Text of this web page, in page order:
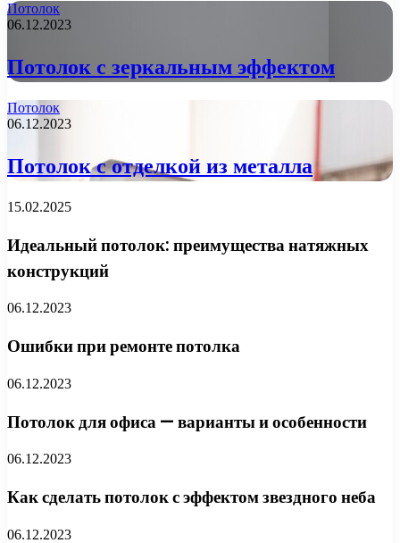
Потолок
06.12.2023
Потолок с зеркальным эффектом
Потолок
06.12.2023
Потолок с отделкой из металла
15.02.2025
Идеальный потолок: преимущества натяжных
конструкций
06.12.2023
Ошибки при ремонте потолка
06.12.2023
Потолок для офиса — варианты и особенности
06.12.2023
Как сделать потолок с эффектом звездного неба
06.12.2023